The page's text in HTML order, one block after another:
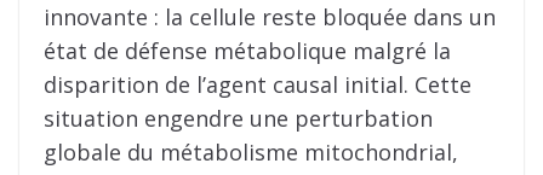
innovante : la cellule reste bloquée dans un
état de défense métabolique malgré la
disparition de l’agent causal initial. Cette
situation engendre une perturbation
globale du métabolisme mitochondrial,